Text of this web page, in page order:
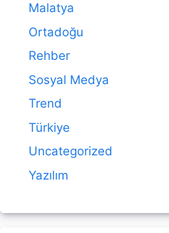
Malatya
Ortadoğu
Rehber
Sosyal Medya
Trend
Türkiye
Uncategorized
Yazılım